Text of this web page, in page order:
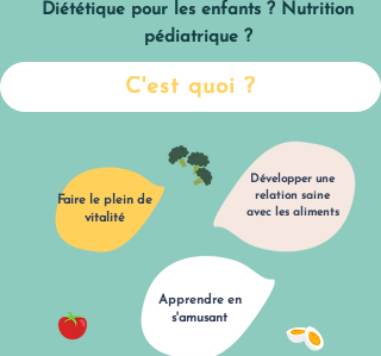
Diététique pour les enfants ? Nutrition
pédiatrique ?
C'est quoi ?
Faire le plein de
vitalité
Développer une
relation saine
avec les aliments
Apprendre en
s'amusant